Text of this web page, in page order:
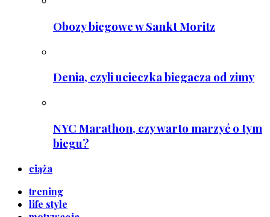
Obozy biegowe w Sankt Moritz
Denia, czyli ucieczka biegacza od zimy
NYC Marathon, czy warto marzyć o tym
biegu?
ciąża
trening
life style